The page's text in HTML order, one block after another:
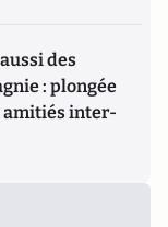
des
: plongée
amitiés inter-